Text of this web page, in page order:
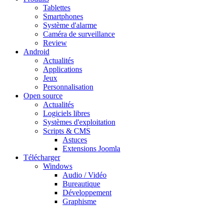
Tablettes
Smartphones
Système d'alarme
Caméra de surveillance
Review
Android
Actualités
Applications
Jeux
Personnalisation
Open source
Actualités
Logiciels libres
Systèmes d'exploitation
Scripts & CMS
Astuces
Extensions Joomla
Télécharger
Windows
Audio / Vidéo
Bureautique
Développement
Graphisme